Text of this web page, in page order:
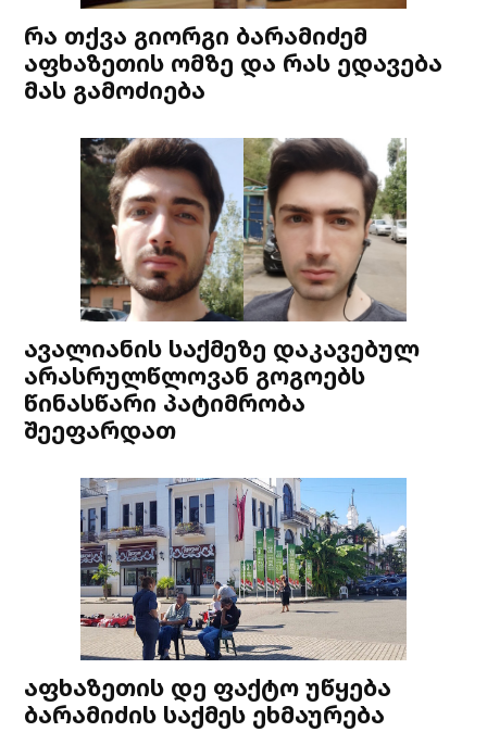
რა თქვა გიორგი ბარამიძემ
აფხაზეთის ომზე და რას ედავება
მას გამოძიება
ავალიანის საქმეზე დაკავებულ
არასრულწლოვან გოგოებს
წინასწარი პატიმრობა
შეეფარდათ
აფხაზეთის დე ფაქტო უწყება
ბარამიძის საქმეს ეხმაურება